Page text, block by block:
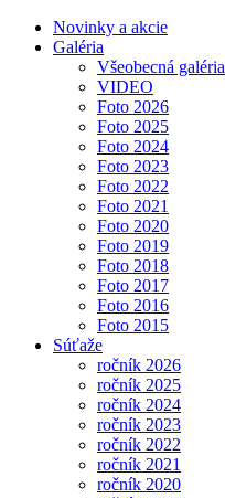
Novinky a akcie
Galéria
Všeobecná galéria
VIDEO
Foto 2026
Foto 2025
Foto 2024
Foto 2023
Foto 2022
Foto 2021
Foto 2020
Foto 2019
Foto 2018
Foto 2017
Foto 2016
Foto 2015
Súťaže
ročník 2026
ročník 2025
ročník 2024
ročník 2023
ročník 2022
ročník 2021
ročník 2020